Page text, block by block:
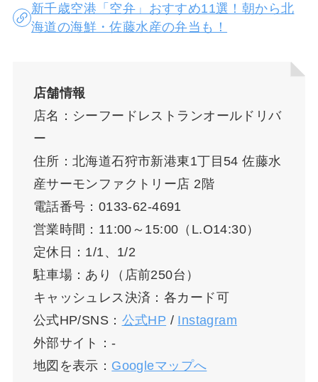
新千歳空港「空弁」おすすめ11選！朝から北
海道の海鮮・佐藤水産の弁当も！
店舗情報
店名：シーフードレストランオールドリバ
ー
住所：北海道石狩市新港東1丁目54 佐藤水
産サーモンファクトリー店 2階
電話番号：0133-62-4691
営業時間：11:00～15:00（L.O14:30）
定休日：1/1、1/2
駐車場：あり（店前250台）
キャッシュレス決済：各カード可
公式HP/SNS： 公式HP / Instagram
外部サイト：-
地図を表示： Googleマップへ